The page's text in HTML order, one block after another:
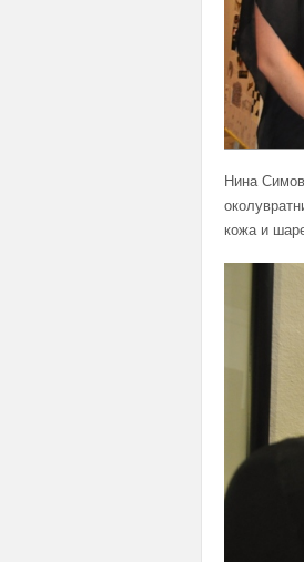
Нина
кожа и